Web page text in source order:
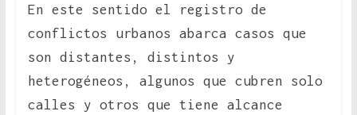
En este sentido el registro de
conflictos urbanos abarca casos que
son distantes, distintos y
heterogéneos, algunos que cubren solo
calles y otros que tiene alcance